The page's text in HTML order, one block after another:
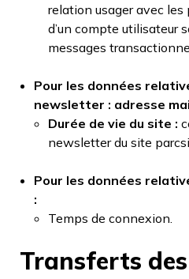
relation usager avec
d’un compte utilisateur
messages
Pour les données
newsletter : adresse
Durée de vie du site :
newsletter du site
Pour les données
:
Temps de connexion.
Transferts